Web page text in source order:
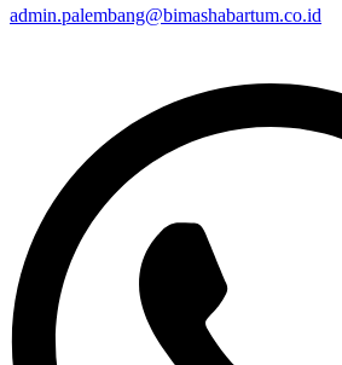
admin.palembang@bimashabartum.co.id